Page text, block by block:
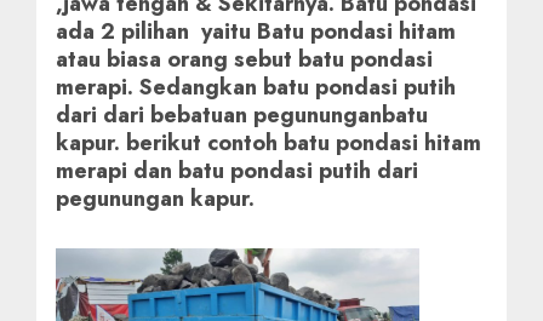
ada 2 pilihan yaitu Batu pondasi hitam
atau biasa orang sebut batu pondasi
merapi. Sedangkan batu pondasi putih
dari dari bebatuan pegununganbatu
kapur. berikut contoh batu pondasi hitam
merapi dan batu pondasi putih dari
pegunungan kapur.